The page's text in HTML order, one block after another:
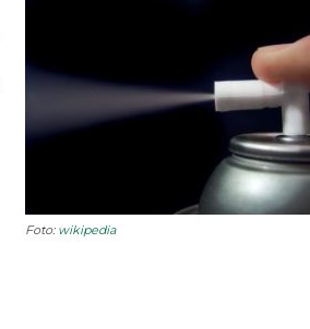
Foto: wikipedia